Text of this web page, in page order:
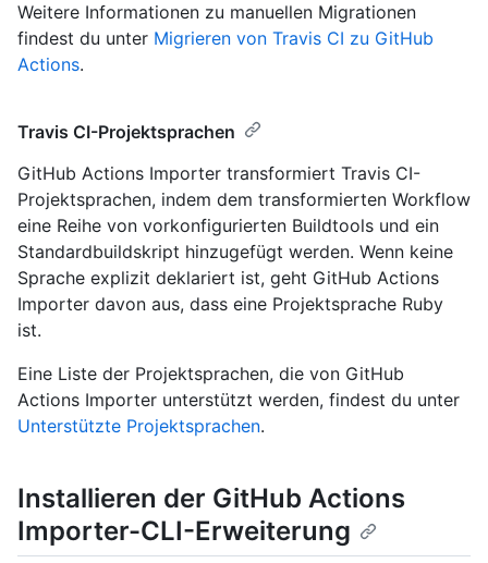
Weitere Informationen zu manuellen Migrationen
findest du unter Migrieren von Travis CI zu GitHub
Actions.
Travis CI-Projektsprachen
GitHub Actions Importer transformiert Travis CI-
Projektsprachen, indem dem transformierten Workflow
eine Reihe von vorkonfigurierten Buildtools und ein
Standardbuildskript hinzugefügt werden. Wenn keine
Sprache explizit deklariert ist, geht GitHub Actions
Importer davon aus, dass eine Projektsprache Ruby
ist.
Eine Liste der Projektsprachen, die von GitHub
Actions Importer unterstützt werden, findest du unter
Unterstützte Projektsprachen.
Installieren der GitHub Actions
Importer-CLI-Erweiterung